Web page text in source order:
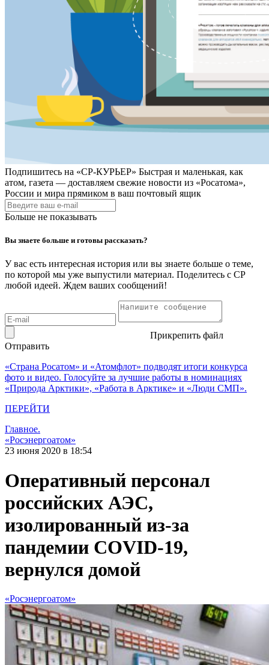
Подпишитесь на «СР-КУРЬЕР» Быстрая и маленькая, как
атом, газета — доставляем свежие новости из «Росатома»,
России и мира прямиком в ваш почтовый ящик
Больше не показывать
Вы знаете больше и готовы рассказать?
У вас есть интересная история или вы знаете больше о теме,
по которой мы уже выпустили материал. Поделитесь с СР
любой идеей. Ждем ваших сообщений!
Прикрепить файл
Отправить
«Страна Росатом» и «Атомфлот» подводят итоги конкурса
фото и видео. Голосуйте за лучшие работы в номинациях
«Природа Арктики», «Работа в Арктике» и «Люди СМП».
ПЕРЕЙТИ
Главное.
«Росэнергоатом»
23 июня 2020 в 18:54
Оперативный персонал
российских АЭС,
изолированный из-за
пандемии COVID-19,
вернулся домой
«Росэнергоатом»